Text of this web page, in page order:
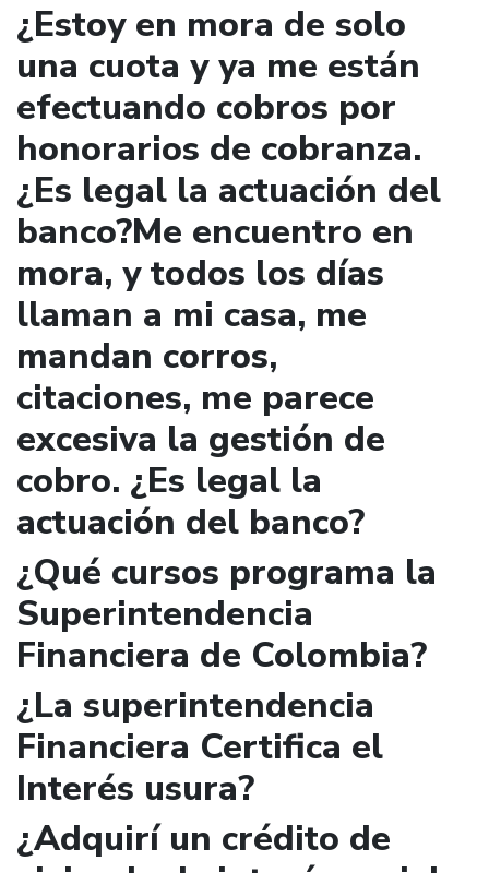
¿Estoy en mora de solo
una cuota y ya me están
efectuando cobros por
honorarios de cobranza.
¿Es legal la actuación del
banco?Me encuentro en
mora, y todos los días
llaman a mi casa, me
mandan corros,
citaciones, me parece
excesiva la gestión de
cobro. ¿Es legal la
actuación del banco?
¿Qué cursos programa la
Superintendencia
Financiera de Colombia?
¿La superintendencia
Financiera Certifica el
Interés usura?
¿Adquirí un crédito de